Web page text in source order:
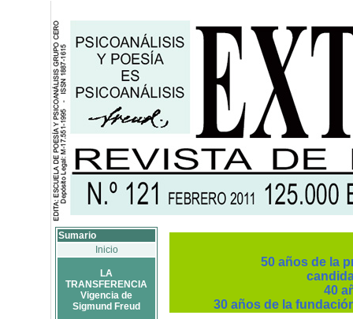
Sumario
Inicio
LA
TRANSFERENCIA
Vigencia de
Sigmund Freud
50 años de la
40
30 años de la